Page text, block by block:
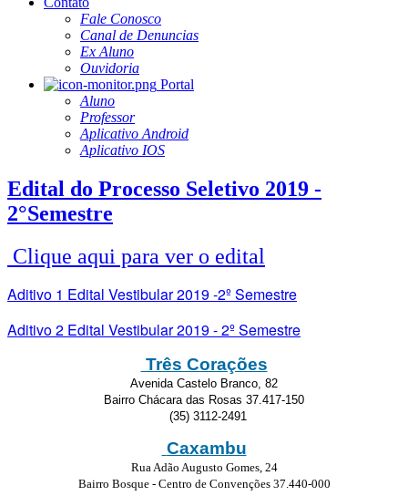
Fale Conosco
Canal de Denuncias
Ex Aluno
Ouvidoria
Portal
Aluno
Professor
Aplicativo Android
Aplicativo IOS
Edital do Processo Seletivo 2019 -
2°Semestre
Clique aqui para ver o edital
Aditivo 1 Edital Vestibular 2019 -2º Semestre
Aditivo 2 Edital Vestibular 2019 - 2º Semestre
Três Corações
Avenida Castelo Branco, 82
Bairro Chácara das Rosas 37.417-150
(35) 3112-2491
Caxambu
Rua Adão Augusto Gomes, 24
Bairro Bosque - Centro de Convenções 37.440-000